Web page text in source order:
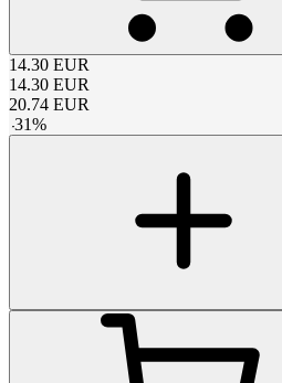
14.30 EUR
14.30 EUR
20.74 EUR
-31%